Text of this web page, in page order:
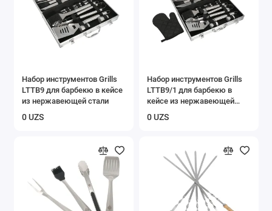
Набор инструментов Grills
LTTB9 для барбекю в кейсе
из нержавеющей стали
0 UZS
Набор инструментов Grills
LTTB9/1 для барбекю в
кейсе из нержавеющей
0 UZS